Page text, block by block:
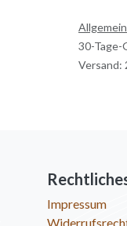
30-Tage-
Versand:
Impressum